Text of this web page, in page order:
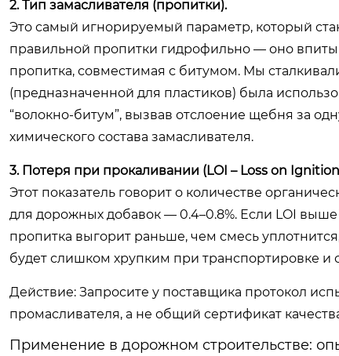
2. Тип замасливателя (пропитки).
Это самый игнорируемый параметр, который
правильной пропитки гидрофильно — оно
пропитка, совместимая с битумом. Мы
(предназначенной для пластиков) была
“волокно-битум”, вызвав отслоение щебня за
химического состава замасливателя.
3. Потеря при прокаливании (LOI – Loss on
Этот показатель говорит о количестве
для дорожных добавок — 0.4–0.8%. Если LOI выше
пропитка выгорит раньше, чем смесь
будет слишком хрупким при транспортировке
Действие: Запросите у поставщика протокол
промасливателя, а не общий сертификат
Применение в дорожном строительстве: